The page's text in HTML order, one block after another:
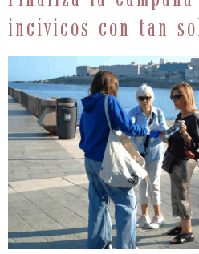
incívicos con tan